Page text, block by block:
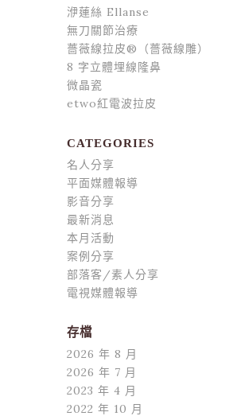
洢蓮絲 Ellanse
無刀關節治療
薔薇線拉皮®（薔薇線雕）
8 字立體埋線隆鼻
微晶瓷
etwo紅電波拉皮
CATEGORIES
名人分享
平面媒體報導
影音分享
最新消息
本月活動
案例分享
部落客/素人分享
電視媒體報導
存檔
2026 年 8 月
2026 年 7 月
2023 年 4 月
2022 年 10 月